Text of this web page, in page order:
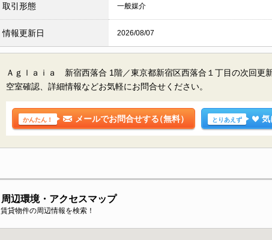
取引形態 一般媒介
情報更新日 2026/08/07
Ａｇｌａｉａ 新宿西落合 1階／東京都新宿区西落合１丁目の次回更
空室確認、詳細情報などお気軽にお問合せください。
かんたん！ メールでお問合せする（無料） とりあえず 気
周辺環境・アクセスマップ
賃貸物件の周辺情報を検索！